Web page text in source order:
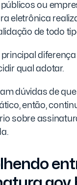
ou
eletrônica
de todo
principal
qual adotar.
dúvidas de
então,
sobre